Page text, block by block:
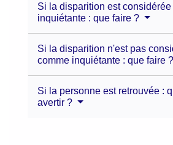
Si la disparition est
inquiétante : que faire ?
Si la disparition n'est pas
comme inquiétante : que faire ?
Si la personne est retrouvée :
avertir ?